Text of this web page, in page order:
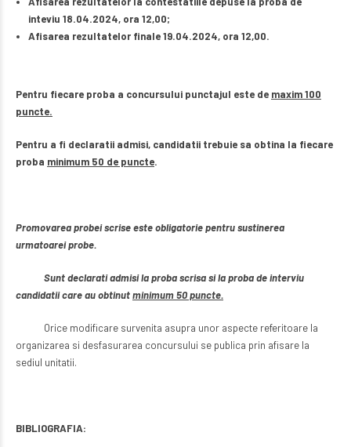
inteviu 18.04.2024, ora 12,00;
Afisarea rezultatelor finale 19.04.2024, ora 12,00.
Pentru fiecare proba a concursului punctajul este de maxim 100
puncte.
Pentru a fi declaratii admisi, candidatii trebuie sa obtina la fiecare
proba minimum 50 de puncte.
Promovarea probei scrise este obligatorie pentru sustinerea
urmatoarei probe.
Sunt declarati admisi la proba scrisa si la proba de interviu
candidatii care au obtinutminimum 50 puncte.
Orice modificare survenita asupra unor aspecte referitoare la
organizarea si desfasurarea concursului se publica prin afisare la
sediul unitatii.
BIBLIOGRAFIA: